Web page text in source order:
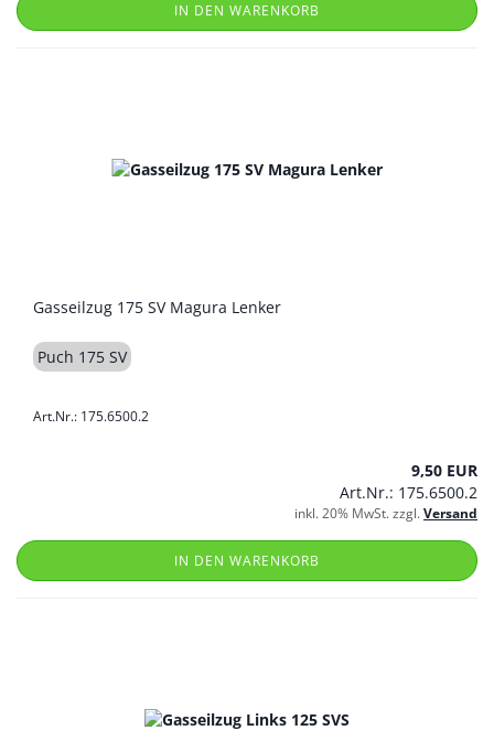
IN DEN WARENKORB
Gasseilzug 175 SV Magura Lenker
Puch 175 SV
Art.Nr.: 175.6500.2
9,50 EUR
Art.Nr.: 175.6500.2
inkl. 20% MwSt. zzgl.Versand
IN DEN WARENKORB